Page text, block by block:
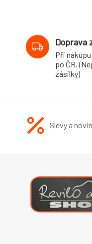
Doprava
Při
po ČR.
zásilky)
Slevy a